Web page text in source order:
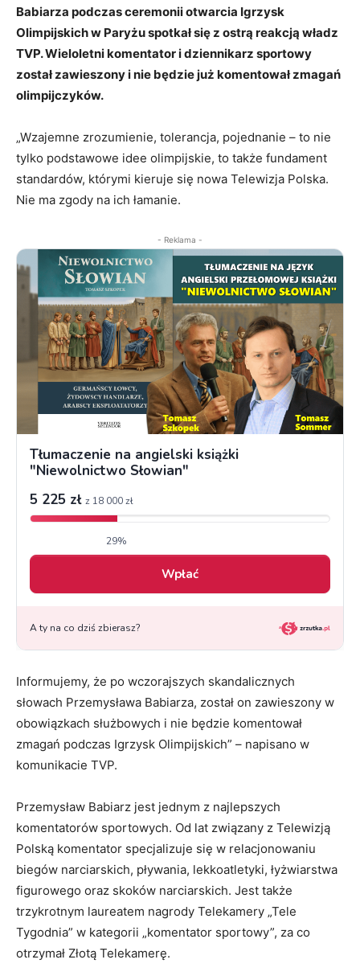
Babiarza podczas ceremonii otwarcia Igrzysk
Olimpijskich w Paryżu spotkał się z ostrą reakcją władz
TVP. Wieloletni komentator i dziennikarz sportowy
został zawieszony i nie będzie już komentował zmagań
olimpijczyków.
„Wzajemne zrozumienie, tolerancja, pojednanie – to nie
tylko podstawowe idee olimpijskie, to także fundament
standardów, którymi kieruje się nowa Telewizja Polska.
Nie ma zgody na ich łamanie.
- Reklama -
Informujemy, że po wczorajszych skandalicznych
słowach Przemysława Babiarza, został on zawieszony w
obowiązkach służbowych i nie będzie komentował
zmagań podczas Igrzysk Olimpijskich” – napisano w
komunikacie TVP.
Przemysław Babiarz jest jednym z najlepszych
komentatorów sportowych. Od lat związany z Telewizją
Polską komentator specjalizuje się w relacjonowaniu
biegów narciarskich, pływania, lekkoatletyki, łyżwiarstwa
figurowego oraz skoków narciarskich. Jest także
trzykrotnym laureatem nagrody Telekamery „Tele
Tygodnia” w kategorii „komentator sportowy”, za co
otrzymał Złotą Telekamerę.